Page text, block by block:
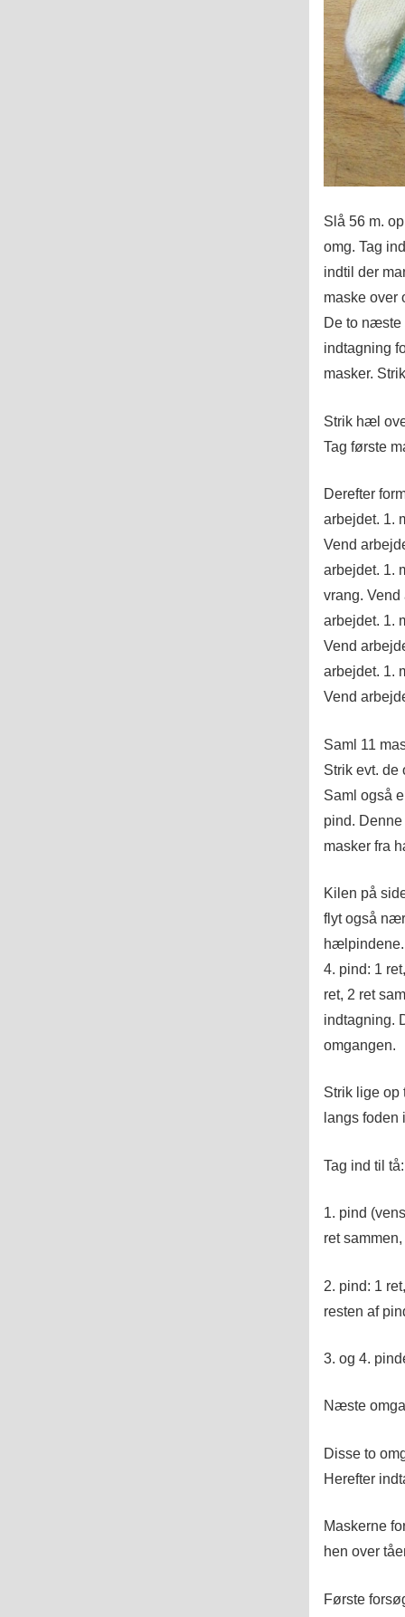
Slå 56 m.
omg. Tag
indtil der
maske over
De to næste
indtagning
masker.
Strik hæl
Tag første
Derefter
arbejdet. 1.
Vend
arbejdet. 1.
vrang. Vend
arbejdet. 1.
Vend
arbejdet. 1.
Vend
Saml 11
Strik evt. de
Saml også
pind.
masker fra
Kilen på
flyt også
4. pind: 1
ret, 2 ret
indtagning.
omgangen.
Strik lige op
langs
Tag ind til tå:
1. pind
ret
2. pind: 1
resten af
3. og 4.
Næste
Disse to
Herefter
Maskerne
hen over
Første